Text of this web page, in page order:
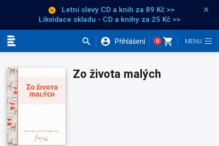
Letní slevy CD a knih za 89 Kč >>
Likvidace skladu - CD a knihy za 25 Kč >>
×
Přihlášení 0
Zo života malých